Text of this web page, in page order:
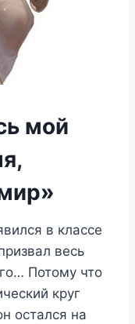
мой
в классе
весь
Потому что
круг
остался на